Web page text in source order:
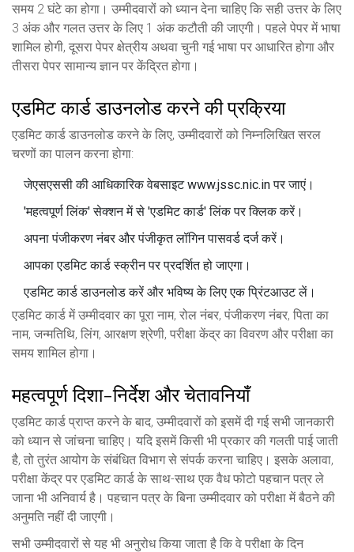
समय 2 घंटे का होगा। उम्मीदवारों को ध्यान देना चाहिए कि सही उत्तर के लिए
3 अंक और गलत उत्तर के लिए 1 अंक कटौती की जाएगी। पहले पेपर में भाषा
शामिल होगी, दूसरा पेपर क्षेत्रीय अथवा चुनी गई भाषा पर आधारित होगा और
तीसरा पेपर सामान्य ज्ञान पर केंद्रित होगा।
एडमिट कार्ड डाउनलोड करने की प्रक्रिया
एडमिट कार्ड डाउनलोड करने के लिए, उम्मीदवारों को निम्नलिखित सरल
चरणों का पालन करना होगा:
जेएसएससी की आधिकारिक वेबसाइट www.jssc.nic.in पर जाएं।
'महत्वपूर्ण लिंक' सेक्शन में से 'एडमिट कार्ड' लिंक पर क्लिक करें।
अपना पंजीकरण नंबर और पंजीकृत लॉगिन पासवर्ड दर्ज करें।
आपका एडमिट कार्ड स्क्रीन पर प्रदर्शित हो जाएगा।
एडमिट कार्ड डाउनलोड करें और भविष्य के लिए एक प्रिंटआउट लें।
एडमिट कार्ड में उम्मीदवार का पूरा नाम, रोल नंबर, पंजीकरण नंबर, पिता का
नाम, जन्मतिथि, लिंग, आरक्षण श्रेणी, परीक्षा केंद्र का विवरण और परीक्षा का
समय शामिल होगा।
महत्वपूर्ण दिशा-निर्देश और चेतावनियाँ
एडमिट कार्ड प्राप्त करने के बाद, उम्मीदवारों को इसमें दी गई सभी जानकारी
को ध्यान से जांचना चाहिए। यदि इसमें किसी भी प्रकार की गलती पाई जाती
है, तो तुरंत आयोग के संबंधित विभाग से संपर्क करना चाहिए। इसके अलावा,
परीक्षा केंद्र पर एडमिट कार्ड के साथ-साथ एक वैध फोटो पहचान पत्र ले
जाना भी अनिवार्य है। पहचान पत्र के बिना उम्मीदवार को परीक्षा में बैठने की
अनुमति नहीं दी जाएगी।
सभी उम्मीदवारों से यह भी अनुरोध किया जाता है कि वे परीक्षा के दिन